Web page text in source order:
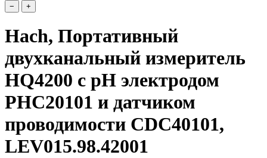
− +
Hach, Портативный
двухканальный измеритель
HQ4200 c pH электродом
PHC20101 и датчиком
проводимости CDC40101,
LEV015.98.42001